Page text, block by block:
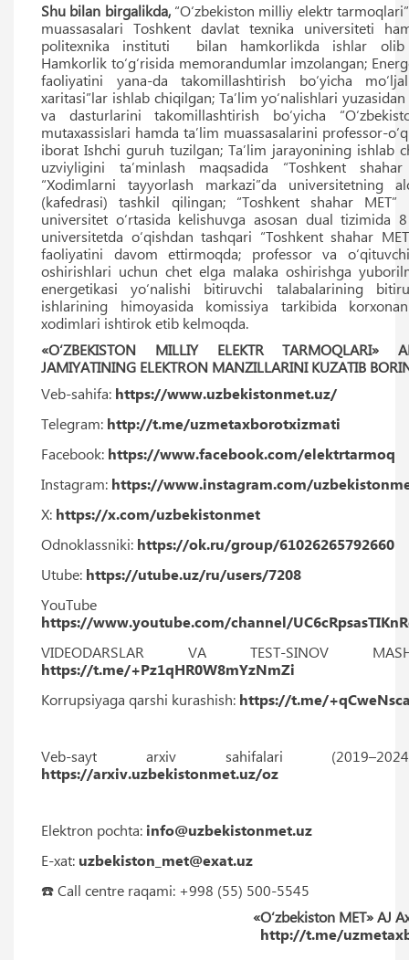
Shu bilan birgalikda, “O‘zbekiston milliy elektr
muassasalari Toshkent davlat texnika universiteti
politexnika instituti bilan hamkorlikda ishlar olib
Hamkorlik to‘g‘risida memorandumlar imzolangan;
faoliyatini yana-da takomillashtirish bo‘yicha
xaritasi”lar ishlab chiqilgan; Taʼlim yo‘nalishlari
va dasturlarini takomillashtirish bo‘yicha
mutaxassislari hamda taʼlim muassasalarini professor-
iborat Ishchi guruh tuzilgan; Taʼlim jarayonining ishlab
uzviyligini taʼminlash maqsadida “Toshkent
“Xodimlarni tayyorlash markazi”da universitetning
(kafedrasi) tashkil qilingan; “Toshkent shahar
universitet o‘rtasida kelishuvga asosan dual tizimida
universitetda o‘qishdan tashqari “Toshkent shahar
faoliyatini davom ettirmoqda; professor va
oshirishlari uchun chet elga malaka oshirishga
energetikasi yo‘nalishi bitiruvchi talabalarining
ishlarining himoyasida komissiya tarkibida
xodimlari ishtirok etib kelmoqda.
«O‘ZBEKISTON MILLIY ELEKTR TARMOQLARI»
JAMIYATINING ELEKTRON MANZILLARINI KUZATIB
Veb-sahifa: https://www.uzbekistonmet.uz/
Telegram: http://t.me/uzmetaxborotxizmati
Facebook: https://www.facebook.com/elektrtarmoq
Instagram: https://www.instagram.com/
X: https://x.com/uzbekistonmet
Odnoklassniki: https://ok.ru/group/61026265792660
Utube: https://utube.uz/ru/users/7208
YouTube
https://www.youtube.com/channel/
VIDEODARSLAR VA TEST-SINOV
https://t.me/+Pz1qHR0W8mYzNmZi
Korrupsiyaga qarshi kurashish: https://t.me/
Veb-sayt arxiv sahifalari
https://arxiv.uzbekistonmet.uz/oz
Elektron pochta: info@uzbekistonmet.uz
E-xat: uzbekiston_met@exat.uz
☎️ Call centre raqami: +998 (55) 500-5545
«O‘zbekiston MET» AJ
http://t.me/